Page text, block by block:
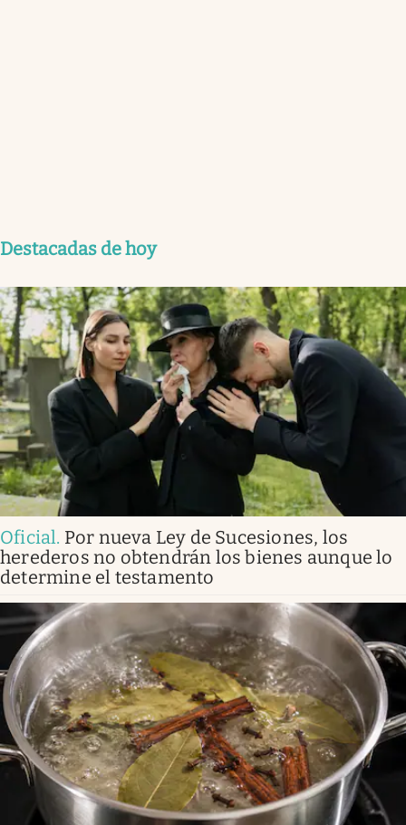
Destacadas de hoy
Oficial. Por nueva Ley de Sucesiones, los
herederos no obtendrán los bienes aunque lo
determine el testamento